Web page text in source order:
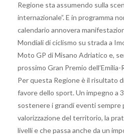
Regione sta assumendo sulla
internazionale”. E in programma
calendario annovera
Mondiali di ciclismo su strada a
Moto GP di Misano Adriatico e,
prossimo Gran Premio dell’Emilia-
Per questa Regione è il risultato
favore dello sport. Un impegno a
sostenere i grandi eventi
valorizzazione del territorio, la
livelli e che passa anche da un